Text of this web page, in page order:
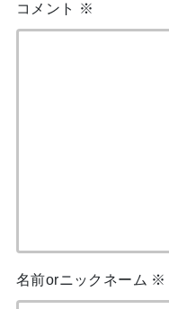
コメント ※
名前orニックネーム ※